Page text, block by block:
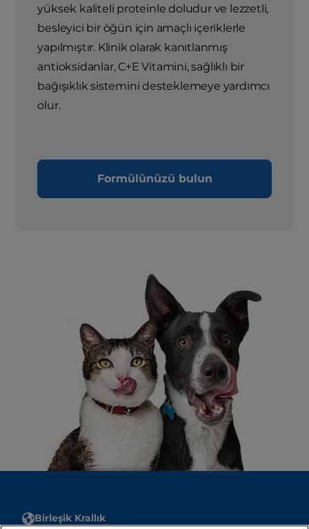
yüksek kaliteli proteinle doludur ve lezzetli,
besleyici bir öğün için amaçlı içeriklerle
yapılmıştır. Klinik olarak kanıtlanmış
antioksidanlar, C+E Vitamini, sağlıklı bir
bağışıklık sistemini desteklemeye yardımcı
olur.
Formülünüzü bulun
Birleşik Krallık